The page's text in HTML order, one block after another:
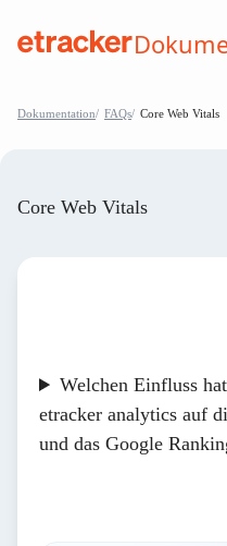
Dokumentation FAQs Core Web Vitals
Core Web Vitals
Welchen Einfluss
etracker analytics auf
und das Google